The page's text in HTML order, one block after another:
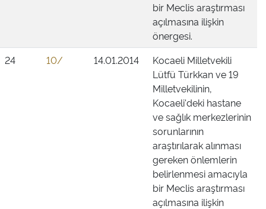
bir Meclis araştırması
açılmasına ilişkin
önergesi.
24
10/ 14.01.2014
Kocaeli Milletvekili
Lütfü Türkkan ve 19
Milletvekilinin,
Kocaeli'deki hastane
ve sağlık merkezlerinin
sorunlarının
araştırılarak alınması
gereken önlemlerin
belirlenmesi amacıyla
bir Meclis araştırması
açılmasına ilişkin